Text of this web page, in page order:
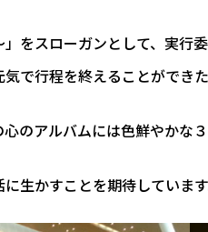
をスローガンとして、実
で行程を終えることができ
のアルバムには色鮮やかな
生かすことを期待しています